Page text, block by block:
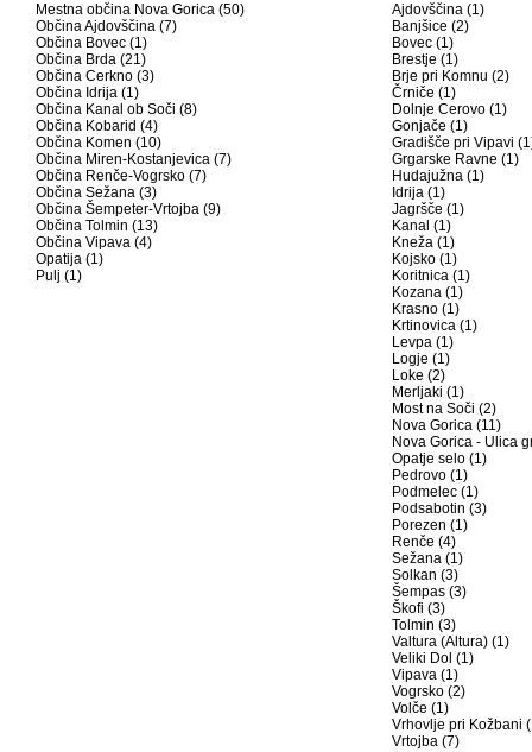
Mestna občina Nova Gorica (50)
Občina Ajdovščina (7)
Občina Bovec (1)
Občina Brda (21)
Občina Cerkno (3)
Občina Idrija (1)
Občina Kanal ob Soči (8)
Občina Kobarid (4)
Občina Komen (10)
Občina Miren-Kostanjevica (7)
Občina Renče-Vogrsko (7)
Občina Sežana (3)
Občina Šempeter-Vrtojba (9)
Občina Tolmin (13)
Občina Vipava (4)
Opatija (1)
Pulj (1)
Ajdovščina (1)
Banjšice (2)
Bovec (1)
Brestje (1)
Brje pri Komnu (2)
Črniče (1)
Dolnje Cerovo (1)
Gonjače (1)
Gradišče pri Vipavi
Grgarske Ravne (1)
Hudajužna (1)
Idrija (1)
Jagršče (1)
Kanal (1)
Kneža (1)
Kojsko (1)
Koritnica (1)
Kozana (1)
Krasno (1)
Krtinovica (1)
Levpa (1)
Logje (1)
Loke (2)
Merljaki (1)
Most na Soči (2)
Nova Gorica (11)
Nova Gorica - Ulica
Opatje selo (1)
Pedrovo (1)
Podmelec (1)
Podsabotin (3)
Porezen (1)
Renče (4)
Sežana (1)
Solkan (3)
Šempas (3)
Škofi (3)
Tolmin (3)
Valtura (Altura) (1)
Veliki Dol (1)
Vipava (1)
Vogrsko (2)
Volče (1)
Vrhovlje pri Kožbani
Vrtojba (7)